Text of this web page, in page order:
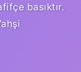
basıktır.